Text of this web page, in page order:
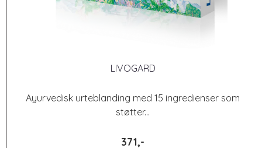
LIVOGARD
Ayurvedisk urteblanding med 15 ingredienser som
støtter...
371,-